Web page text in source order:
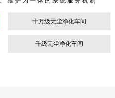
十万级无尘净化车间
千级无尘净化车间